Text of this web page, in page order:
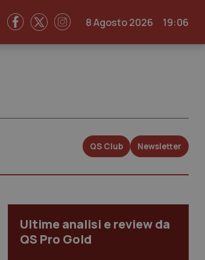
8 Agosto 2026 19:06
QS Club Newsletter
Ultime analisi e review da
QS Pro Gold